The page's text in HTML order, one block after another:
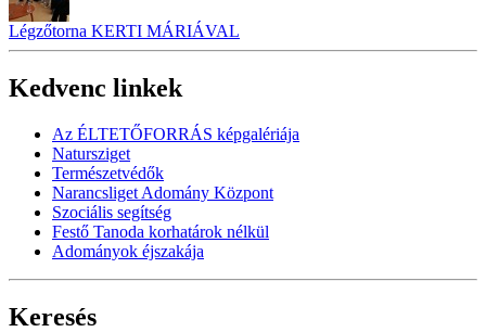
Légzőtorna KERTI MÁRIÁVAL
Kedvenc linkek
Az ÉLTETŐFORRÁS képgalériája
Natursziget
Természetvédők
Narancsliget Adomány Központ
Szociális segítség
Festő Tanoda korhatárok nélkül
Adományok éjszakája
Keresés